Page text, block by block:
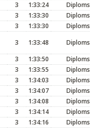
3 1:33:24
Diploms
3 1:33:30
Diploms
3 1:33:30
Diploms
3 1:33:48
Diploms
3 1:33:50
Diploms
3 1:33:55
Diploms
3 1:34:03
Diploms
3 1:34:07
Diploms
3 1:34:08
Diploms
3 1:34:14
Diploms
3 1:34:16
Diploms